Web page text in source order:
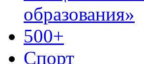
образования»
500+
Спорт